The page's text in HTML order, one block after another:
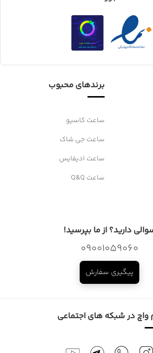
برندهای محبوب
ساعت کاسیو
ساعت جی شاک
ساعت ادیفایس
ساعت Q&Q
دارید؟ از ما بپرسید!
09001059060
پیگیری سفارش
در شبکه های اجتماعی